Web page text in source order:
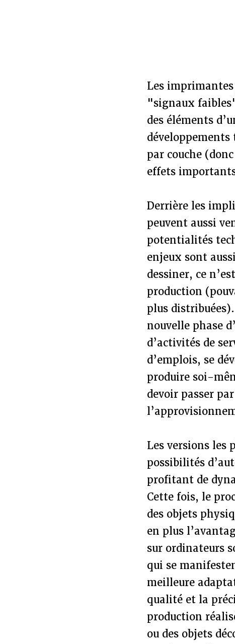
Les
"signaux
des éléments
par couche
effets
Derrière les
peuvent aussi
potentialités
enjeux sont
dessiner, ce
production
plus
nouvelle phase
d’activités de
d’emplois, se
produire soi-
devoir passer
Les versions les
possibilités
profitant de
Cette fois, le
des objets
en plus
sur ordinateurs
qui se
meilleure
qualité et la
production
ou des objets